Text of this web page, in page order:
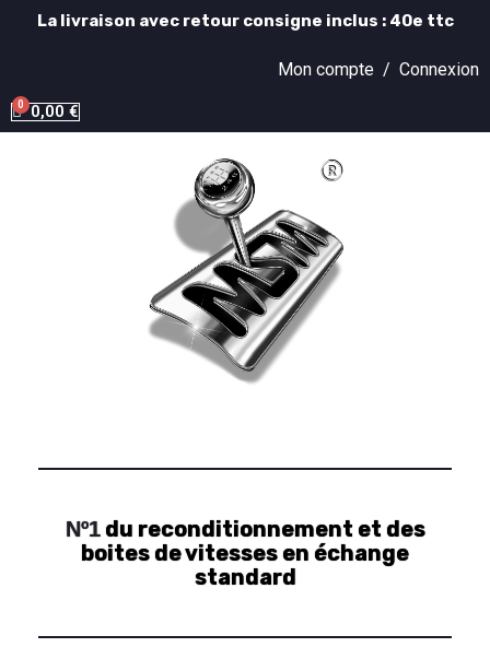
La livraison avec retour consigne inclus : 40e ttc
Mon compte / Connexion
0,00 €
Nº1du reconditionnement et des
boites de vitesses en échange
standard